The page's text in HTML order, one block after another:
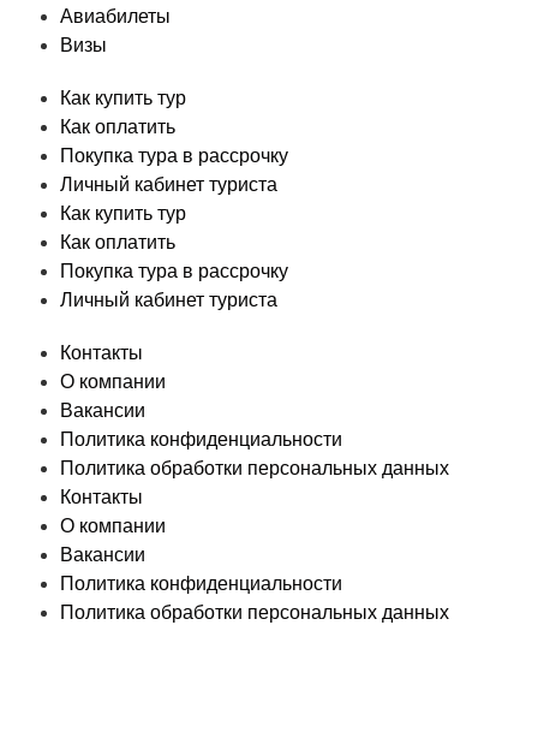
Авиабилеты
Визы
Как купить тур
Как оплатить
Покупка тура в рассрочку
Личный кабинет туриста
Как купить тур
Как оплатить
Покупка тура в рассрочку
Личный кабинет туриста
Контакты
О компании
Вакансии
Политика конфиденциальности
Политика обработки персональных данных
Контакты
О компании
Вакансии
Политика конфиденциальности
Политика обработки персональных данных